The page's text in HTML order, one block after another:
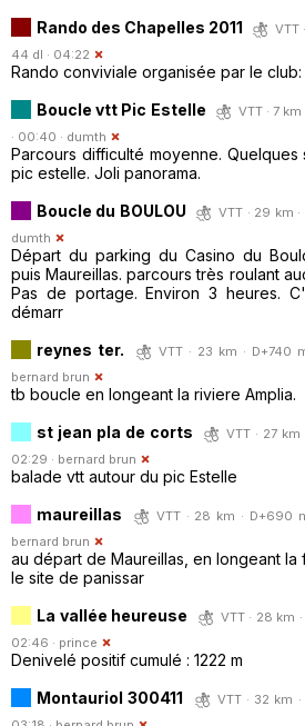
Rando des Chapelles 2011
VTT
44 dl · 04:22
Rando conviviale organisée par le club:
Boucle vtt Pic Estelle
VTT · 7
· 00:40 · dumth
Parcours difficulté moyenne.
pic estelle. Joli panorama.
Boucle du BOULOU
VTT · 29 km
dumth
Départ du parking du Casino du
puis Maureillas. parcours très roulant
Pas de portage. Environ 3 heures.
démarr
reynes ter.
VTT · 23 km · D+740
bernard brun
tb boucle en longeant la riviere Amplia.
st jean pla de corts
VTT · 27
02:29 · bernard brun
balade vtt autour du pic Estelle
maureillas
VTT · 28 km · D+690
bernard brun
au départ de Maureillas, en longeant
le site de panissar
La vallée heureuse
VTT · 28 km
02:46 · prince
Denivelé positif cumulé : 1222 m
Montauriol 300411
VTT · 32 km